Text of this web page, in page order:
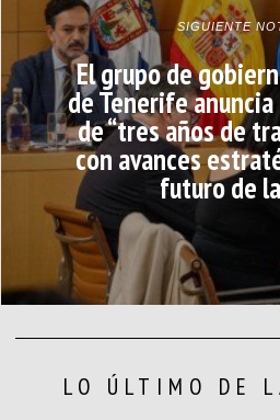
SIGUIENTE
El grupo de
de Tenerife
de “tres años de
con avances
futuro de
LO ÚLTIMO DE